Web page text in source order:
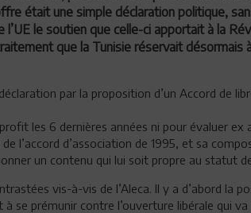
était une simple déclaration politique,
le soutien que celle-ci apportait à la
que la Tunisie réservait désormais
par la proposition d’un Accord de
les 6 dernières années ni pour évaluer ex
l’accord d’association de 1995, et sa
un contenu qui lui soit propre au statut
vis-à-vis de l’Aleca. Il y a d’abord la
se prémunir contre l’ouverture libérale qui